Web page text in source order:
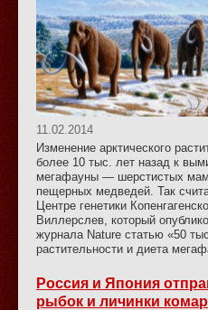
11.02.2014
Изменение арктического
более 10 тыс. лет назад к
мегафауны — шерстистых
пещерных медведей. Так
Центре генетики
Виллерслев, который
журнала Nature статью «50
растительности и диета
Россия и Япония
рыбок и личинки